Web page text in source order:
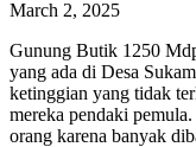
March 2, 2025
Gunung Butik 1250
yang ada di Desa
ketinggian yang tidak
mereka pendaki
orang karena banyak